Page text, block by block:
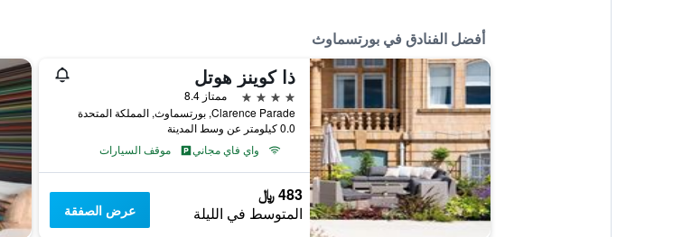
أفضل الفنادق في بورتسماوث
ذا كوينز هوتل
4 نجوم
ممتاز 8.4
Clarence Parade, بورتسماوث, المملكة المتحدة
0.0 كيلومتر عن وسط المدينة
واي فاي مجاني
موقف السيارات
483 ﷼
المتوسط في الليلة عرض الصفقة